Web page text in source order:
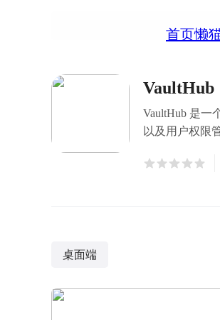
首页懒
VaultHub
VaultHub 是一
以及用户权限
桌面端